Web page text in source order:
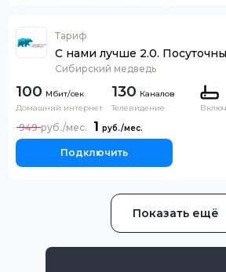
Тариф
С нами лучше 2.0.
Сибирский медведь
100
Домашний интернет
130 Каналов
Телевидение
1
949
Подключить
Показать ещё